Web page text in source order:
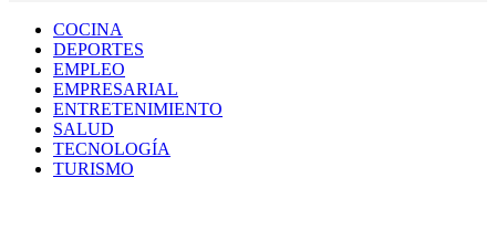
COCINA
DEPORTES
EMPLEO
EMPRESARIAL
ENTRETENIMIENTO
SALUD
TECNOLOGÍA
TURISMO